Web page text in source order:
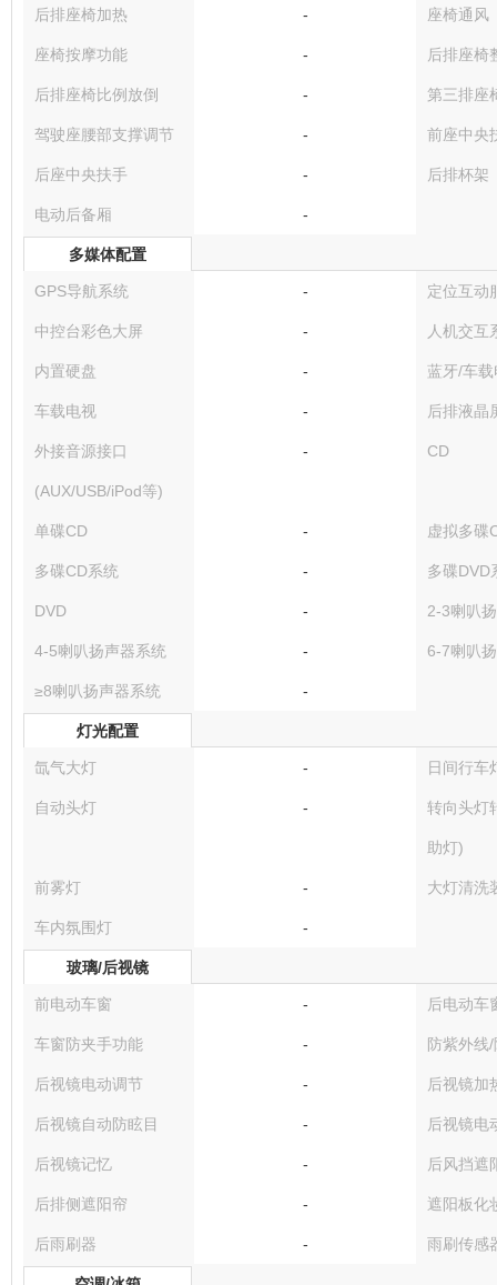
后排座椅加热 - 座椅通风
座椅按摩功能 - 后排座椅
后排座椅比例放倒 - 第三排座
驾驶座腰部支撑调节 - 前座中央
后座中央扶手 - 后排杯架
电动后备厢 -
多媒体配置
GPS导航系统 - 定位互动
中控台彩色大屏 - 人机交互
内置硬盘 - 蓝牙/车载
车载电视 - 后排液晶
外接音源接口
(AUX/USB/iPod等)
- CD
单碟CD - 虚拟多碟
多碟CD系统 - 多碟DVD
DVD - 2-3喇叭
4-5喇叭扬声器系统 - 6-7喇叭
≥8喇叭扬声器系统 -
灯光配置
氙气大灯 - 日间行车
自动头灯 - 转向头灯
助灯)
前雾灯 - 大灯清洗
车内氛围灯 -
玻璃/后视镜
前电动车窗 - 后电动车
车窗防夹手功能 - 防紫外线
后视镜电动调节 - 后视镜加
后视镜自动防眩目 - 后视镜电
后视镜记忆 - 后风挡遮
后排侧遮阳帘 - 遮阳板化
后雨刷器 - 雨刷传感